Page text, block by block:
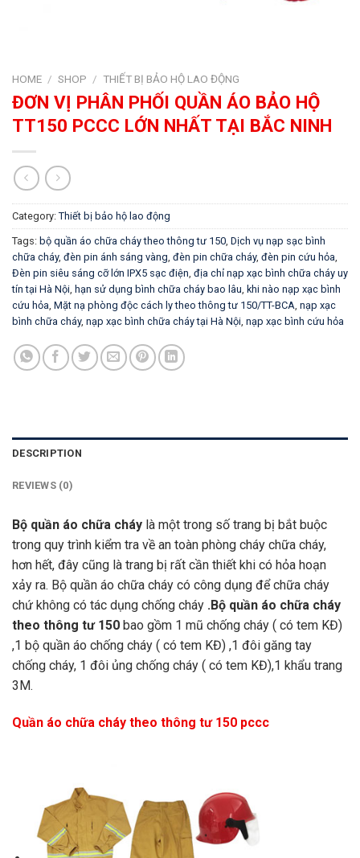
HOME / SHOP / THIẾT BỊ BẢO HỘ LAO ĐỘNG
ĐƠN VỊ PHÂN PHỐI QUẦN ÁO BẢO HỘ
TT150 PCCC LỚN NHẤT TẠI BẮC NINH
Category: Thiết bị bảo hộ lao động
Tags: bộ quần áo chữa cháy theo thông tư 150, Dịch vụ nạp sạc bình
chữa cháy, đèn pin ánh sáng vàng, đèn pin chữa cháy, đèn pin cứu hỏa,
Đèn pin siêu sáng cỡ lớn IPX5 sạc điện, địa chỉ nạp xạc bình chữa cháy uy
tín tại Hà Nội, hạn sử dụng bình chữa cháy bao lâu, khi nào nạp xạc bình
cứu hỏa, Mặt nạ phòng độc cách ly theo thông tư 150/TT-BCA, nạp xạc
bình chữa cháy, nạp xạc bình chữa cháy tại Hà Nội, nạp xạc bình cứu hỏa
DESCRIPTION
REVIEWS (0)
Bộ quần áo chữa cháy là một trong số trang bị bắt buộc
trong quy trình kiểm tra về an toàn phòng cháy chữa cháy,
hơn hết, đây cũng là trang bị rất cần thiết khi có hỏa hoạn
xảy ra. Bộ quần áo chữa cháy có công dụng để chữa cháy
chứ không có tác dụng chống cháy .Bộ quần áo chữa cháy
theo thông tư 150 bao gồm 1 mũ chống cháy ( có tem KĐ)
,1 bộ quần áo chống cháy ( có tem KĐ) ,1 đôi găng tay
chống cháy, 1 đôi ủng chống cháy ( có tem KĐ),1 khẩu trang
3M.
Quần áo chữa cháy theo thông tư 150 pccc